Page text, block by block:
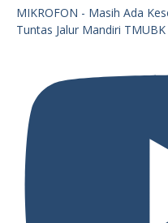
MIKROFON - Masih Ada
Tuntas Jalur Mandiri TMUBK